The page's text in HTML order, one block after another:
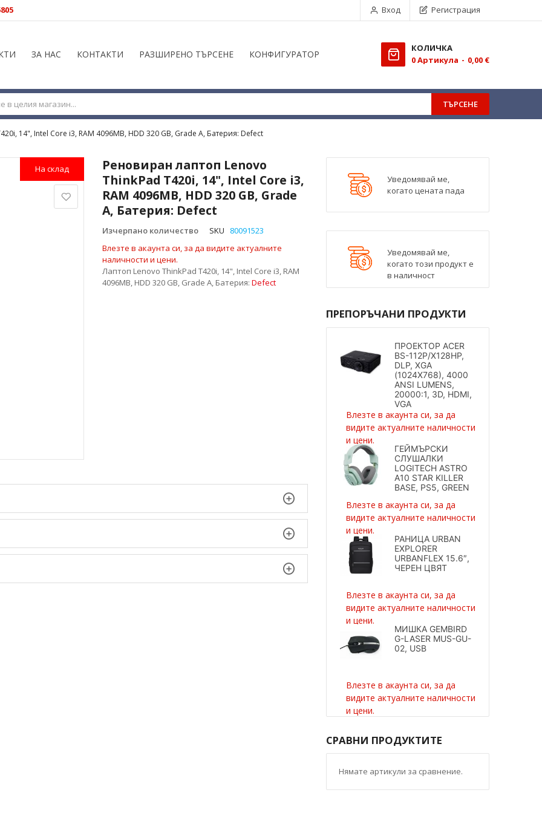
Вход Регистрация
ЗА НАС КОНТАКТИ РАЗШИРЕНО ТЪРСЕНЕ КОНФИГУРАТОР
КОЛИЧКА
0Aртикула 0,00 €
ТЪРСЕНЕ
14", Intel Core i3, RAM 4096MB, HDD 320 GB, Grade A, Батерия: Defect
Реновиран лаптоп Lenovo
ThinkPad T420i, 14", Intel Core i3,
RAM 4096MB, HDD 320 GB, Grade
A, Батерия: Defect
Изчерпано количество SKU
80091523
Влезте в акаунта си, за да видите актуалните
наличности и цени.
Лаптоп Lenovo ThinkPad T420i, 14", Intel Core i3, RAM
4096MB, HDD 320 GB, Grade A, Батерия: Defect
На склад
Уведомявай ме,
когато цената пада
Уведомявай ме,
когато този продукт е
в наличност
ПРЕПОРЪЧАНИ ПРОДУКТИ
ПРОЕКТОР ACER
BS-112P/X128HP,
DLP, XGA
(1024X768), 4000
ANSI LUMENS,
20000:1, 3D, HDMI,
VGA
Влезте в акаунта си, за да
видите актуалните наличности
и цени.
ГЕЙМЪРСКИ
СЛУШАЛКИ
LOGITECH ASTRO
A10 STAR KILLER
BASE, PS5, GREEN
Влезте в акаунта си, за да
видите актуалните наличности
и цени.
РАНИЦА URBAN
EXPLORER
URBANFLEX 15.6″,
ЧЕРЕН ЦВЯТ
Влезте в акаунта си, за да
видите актуалните наличности
и цени.
МИШКА GEMBIRD
G-LASER MUS-GU-
02, USB
Влезте в акаунта си, за да
видите актуалните наличности
и цени.
СРАВНИ ПРОДУКТИТЕ
Нямате артикули за сравнение.